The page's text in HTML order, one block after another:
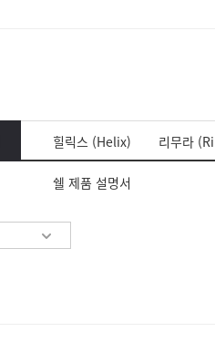
힐릭스 (Helix) 리무라
쉘 제품 설명서